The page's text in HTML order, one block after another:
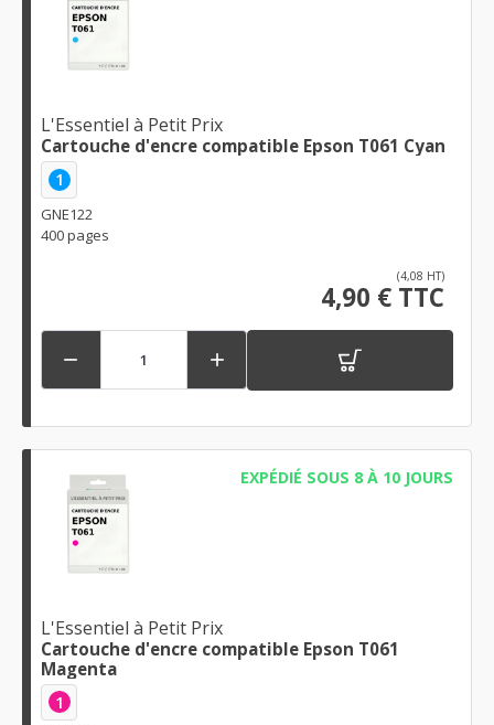
L'Essentiel à Petit Prix
Cartouche d'encre compatible Epson T061 Cyan
1
GNE122
400 pages
(4,08 HT)
4,90 € TTC
 
EXPÉDIÉ SOUS 8 À 10 JOURS
L'Essentiel à Petit Prix
Cartouche d'encre compatible Epson T061
Magenta
1